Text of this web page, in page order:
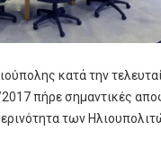
κατά την
πήρε σημαντικές
των